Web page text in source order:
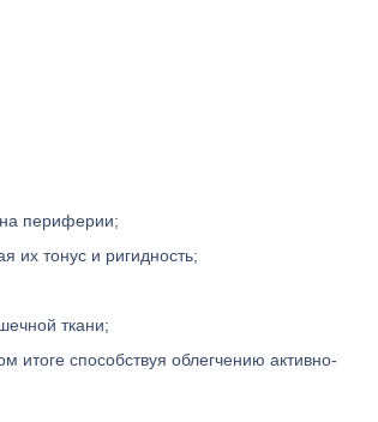
на периферии;
их тонус и ригидность;
ткани;
итоге способствуя облегчению активно-